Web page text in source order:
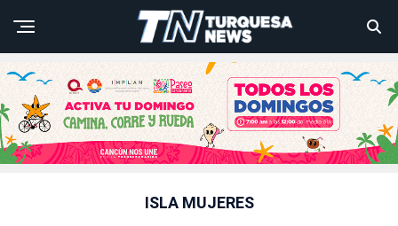
ISLA MUJERES